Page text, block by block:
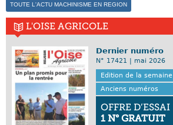
TOUTE L'ACTU MACHINISME EN REGION
L'OISE AGRICOLE
Dernier numéro
N° 17421 | mai 2026
Edition de la semaine
Anciens numéros
OFFRE D’ESSAI
1 N° GRATUIT